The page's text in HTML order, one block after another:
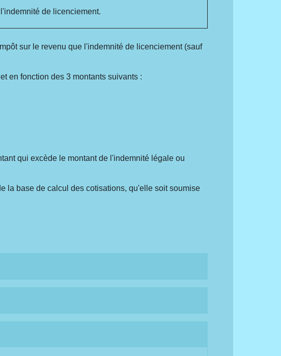
de licenciement.
sur le revenu que l'indemnité de licenciement (sauf
et en fonction des 3 montants suivants :
qui excède le montant de l'indemnité légale ou
la base de calcul des cotisations, qu'elle soit soumise